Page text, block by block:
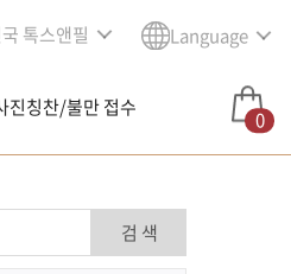
톡스앤필 Language
진칭찬/불만 접수 0
검 색